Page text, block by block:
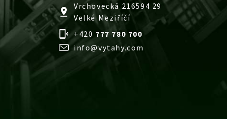
Vrchovecká 216594 29
Velké Meziříčí
+420 777 780 700
info@vytahy.com